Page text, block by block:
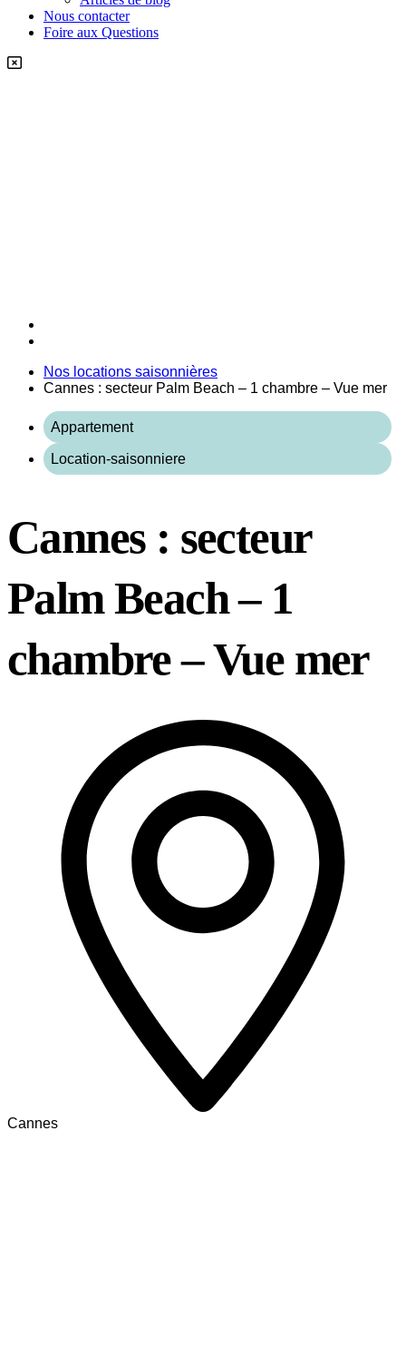
Nous contacter
Foire aux Questions
Nos locations saisonnières
Cannes : secteur Palm Beach – 1 chambre – Vue mer
Appartement
Location-saisonniere
Cannes : secteur
Palm Beach – 1
chambre – Vue mer
Cannes